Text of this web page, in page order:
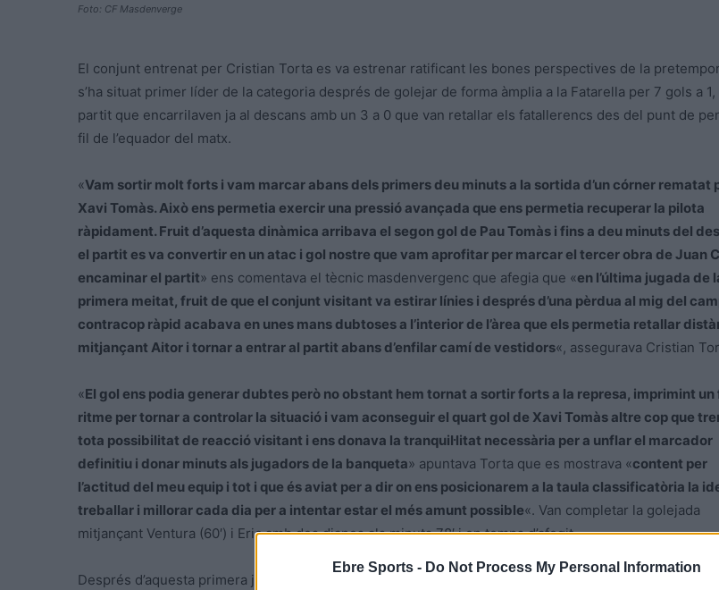
Ebre Sports - Do Not Process My Personal Information
Foto: CF Masdenverge
El conjunt entrenat per Cristian Torta es va estrenar ratificant les bones perspectives de la
s’ha situat primer líder de la categoria després de golejar de forma àmplia a la Fatarella per 7 gols a 1,
partit que encarrilaven ja al descans amb un 3 a 0 que van retallar els fatallerencs des del punt de
fil de l’equador del matx.
«Vam sortir molt forts i vam marcar abans dels primers deu minuts a la sortida d’un córner rematat
Xavi Tomàs. Això ens permetia exercir una pressió avançada que ens permetia recuperar la pilota
ràpidament. Fruit d’aquesta dinàmica arribava el segon gol de Pau Tomàs i fins a deu minuts del
el partit es va convertir en un atac i gol nostre que vam aprofitar per marcar el tercer obra de Juan
encaminar el partit» ens comentava el tècnic masdenvergenc que afegia que «en l’última jugada de
primera meitat, fruit de que el conjunt visitant va estirar línies i després d’una pèrdua al mig del
contracop ràpid acabava en unes mans dubtoses a l’interior de l’àrea que els permetia retallar
mitjançant Aitor i tornar a entrar al partit abans d’enfilar camí de vestidors«, assegurava Cristian
«El gol ens podia generar dubtes però no obstant hem tornat a sortir forts a la represa, imprimint un
ritme per tornar a controlar la situació i vam aconseguir el quart gol de Xavi Tomàs altre cop que
tota possibilitat de reacció visitant i ens donava la tranquil·litat necessària per a unflar el marcador
definitiu i donar minuts als jugadors de la banqueta» apuntava Torta que es mostrava «content per
l’actitud del meu equip i tot i que és aviat per a dir on ens posicionarem a la taula classificatòria la
treballar i millorar cada dia per a intentar estar el més amunt possible«. Van completar la golejada
mitjançant Ventura (60′) i Eric amb dos dianes als minuts 78′ i en temps d’afegit.
Després d’aquesta primera jornada a la quarta catalana grup 20è el conjunt arlequinat tornarà a rebre